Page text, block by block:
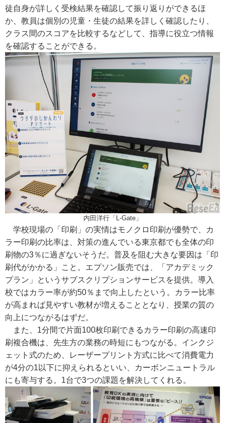
徒自身が詳しく受検結果を確認して振り返りができるほ
か、教員は個別の児童・生徒の結果を詳しく確認したり、
クラス間のスコアを比較するなどして、指導に役立つ情報
を確認することができる。
内田洋行「L-Gate」
学校現場の「印刷」の実情はモノクロ印刷が優勢で、カ
ラー印刷の比率は、対策の進んでいる東京都でも全体の印
刷物の3％に過ぎないそうだ。普及を阻む大きな要因は「印
刷代がかかる」こと。エプソン販売では、「アカデミック
プラン」というサブスクリプションサービスを提供。導入
校ではカラー率が約50％まで向上したという。カラー比率
が高まれば見やすい教材が増えることとなり、授業の質の
向上につながるはずだ。
また、1分間で片面100枚印刷できるカラー印刷の高速印
刷複合機は、先生方の業務の時短にもつながる。インクジ
ェット式のため、レーザープリント方式に比べて消費電力
が4分の1以下に抑えられるといい、カーボンニュートラル
にも寄与する。1台で3つの課題を解決してくれる。